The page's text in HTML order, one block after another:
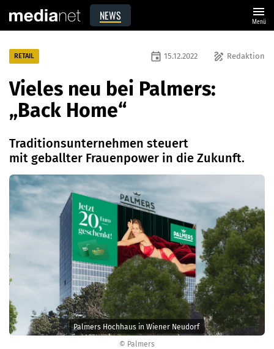
NEWS menu
Menü
© Palmers
Palmers Hochhaus in Wiener Neudorf
RETAIL draw Redaktion
event 15.12.2022
Vieles neu bei Palmers:
„Back Home“
Traditionsunternehmen steuert
mit geballter Frauenpower in die Zukunft.